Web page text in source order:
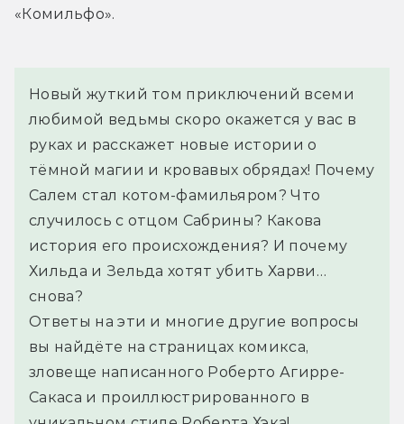
«Комильфо».
Новый жуткий том приключений всеми
любимой ведьмы скоро окажется у вас в
руках и расскажет новые истории о
тёмной магии и кровавых обрядах! Почему
Салем стал котом-фамильяром? Что
случилось с отцом Сабрины? Какова
история его происхождения? И почему
Хильда и Зельда хотят убить Харви…
снова?
Ответы на эти и многие другие вопросы
вы найдёте на страницах комикса,
зловеще написанного Роберто Агирре-
Сакаса и проиллюстрированного в